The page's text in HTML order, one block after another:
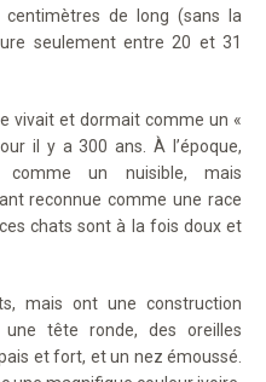
de long (sans la
seulement entre 20 et 31
vivait et dormait comme un «
il y a 300 ans. À l’époque,
un nuisible, mais
reconnue comme une race
chats sont à la fois doux et
mais ont une construction
tête ronde, des oreilles
et fort, et un nez émoussé.